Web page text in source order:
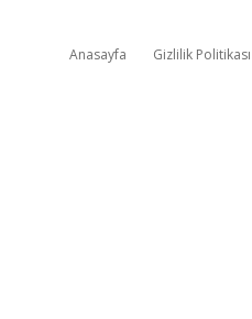
Anasayfa Gizlilik Politikası